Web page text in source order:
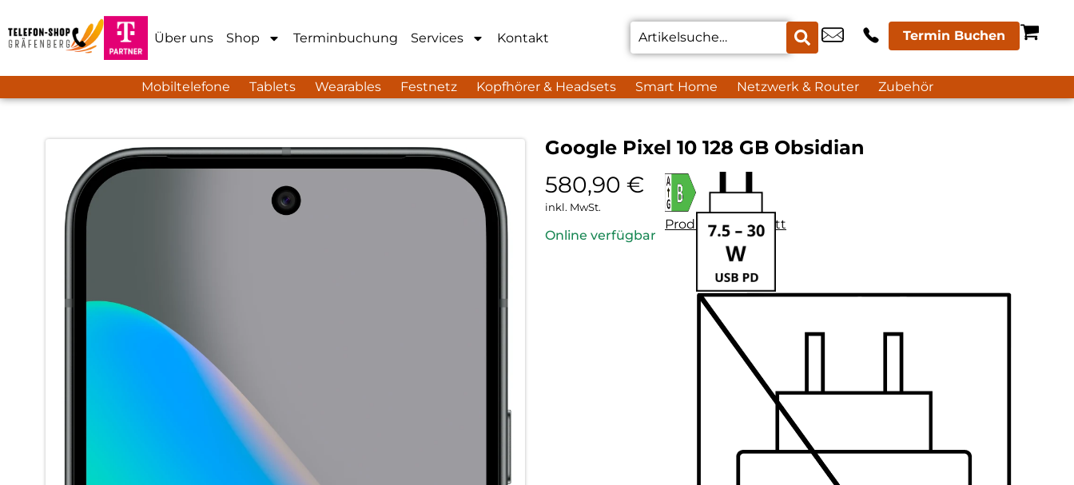
Über uns Shop Terminbuchung Services Kontakt Termin Buchen
Mobiltelefone Tablets Wearables Festnetz Kopfhörer & Headsets Smart Home Netzwerk & Router Zubehör
Google Pixel 10 128 GB Obsidian
580,90 €
inkl. MwSt.
Online verfügbar
Produktdatenblatt